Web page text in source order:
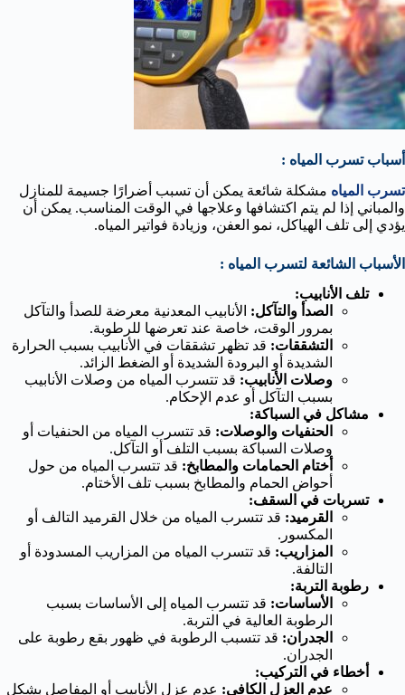
أسباب تسرب المياه :
تسرب المياه مشكلة شائعة يمكن أن تسبب أضرارًا جسيمة للمنازل
والمباني إذا لم يتم اكتشافها وعلاجها في الوقت المناسب. يمكن أن
يؤدي إلى تلف الهياكل، نمو العفن، وزيادة فواتير المياه.
الأسباب الشائعة لتسرب المياه :
تلف الأنابيب:
الصدأ والتآكل: الأنابيب المعدنية معرضة للصدأ والتآكل
بمرور الوقت، خاصة عند تعرضها للرطوبة.
التشققات: قد تظهر تشققات في الأنابيب بسبب الحرارة
الشديدة أو البرودة الشديدة أو الضغط الزائد.
وصلات الأنابيب: قد تتسرب المياه من وصلات الأنابيب
بسبب التآكل أو عدم الإحكام.
مشاكل في السباكة:
الحنفيات والوصلات: قد تتسرب المياه من الحنفيات أو
وصلات السباكة بسبب التلف أو التآكل.
أختام الحمامات والمطابخ: قد تتسرب المياه من حول
أحواض الحمام والمطابخ بسبب تلف الأختام.
تسربات في السقف:
القرميد: قد تتسرب المياه من خلال القرميد التالف أو
المكسور.
المزاريب: قد تتسرب المياه من المزاريب المسدودة أو
التالفة.
رطوبة التربة:
الأساسات: قد تتسرب المياه إلى الأساسات بسبب
الرطوبة العالية في التربة.
الجدران: قد تتسبب الرطوبة في ظهور بقع رطوبة على
الجدران.
أخطاء في التركيب:
عدم العزل الكافي: عدم عزل الأنابيب أو المفاصل بشكل